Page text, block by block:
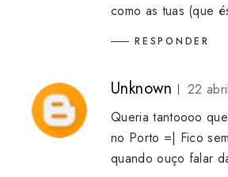
como as tuas (que
RESPONDER
Unknown
22
Queria tantoooo
no Porto =| Fico
quando ouço falar